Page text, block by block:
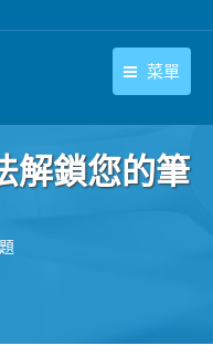
菜單
心
繁體中文
解鎖您的筆